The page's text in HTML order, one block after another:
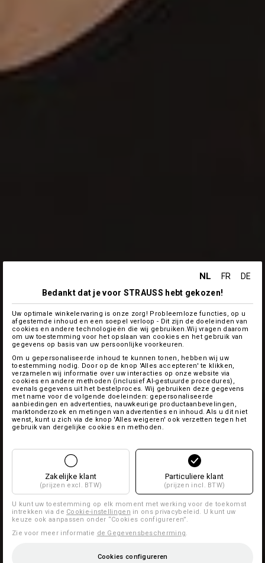
NL FR
DE
Bedankt dat je voor STRAUSS hebt gekozen!
Uw optimale winkelervaring is onze zorg! Probleemloze functies, op u
afgestemde inhoud en een soepel verloop - Dit zijn de doeleinden van
cookies en andere technologieën die wij gebruiken.Wij vragen daarom
om uw toestemming voor het opslaan van cookies en het gebruik van
gegevens op basis van uw persoonlijke voorkeuren.
Om u gepersonaliseerde inhoud te kunnen tonen, hebben wij uw
toestemming nodig. Door op de knop 'Alles accepteren' te klikken,
verzamelen wij informatie over uw interacties op onze website via
cookies en andere methoden (inclusief AI-gestuurde procedures),
evenals gegevens uit het bestelproces. Wij gebruiken deze gegevens
met name voor de volgende doeleinden: gepersonaliseerde
aanbiedingen en advertenties, nauwkeurige productaanbevelingen,
marktonderzoek en metingen van advertenties en inhoud. Als u dit niet
wenst, kunt u zich via de knop 'Alles weigeren' ook verzetten tegen het
gebruik van dergelijke cookies en methoden.
Zakelijke klant
(prijzen excl. BTW)
Particuliere klant
(prijzen incl. BTW)
U kunt uw toestemming op elk moment met werking voor de toekomst
intrekken via de Cookie-instellingen in ons privacybeleid. U kunt uw
keuze ook aanpassen onder “Cookies configureren”.
Zie voor meer informatie de Gegevensbescherming.
Cookies configureren